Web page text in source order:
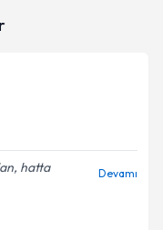
randevu almanız
ilişkin
hatta
Devamı